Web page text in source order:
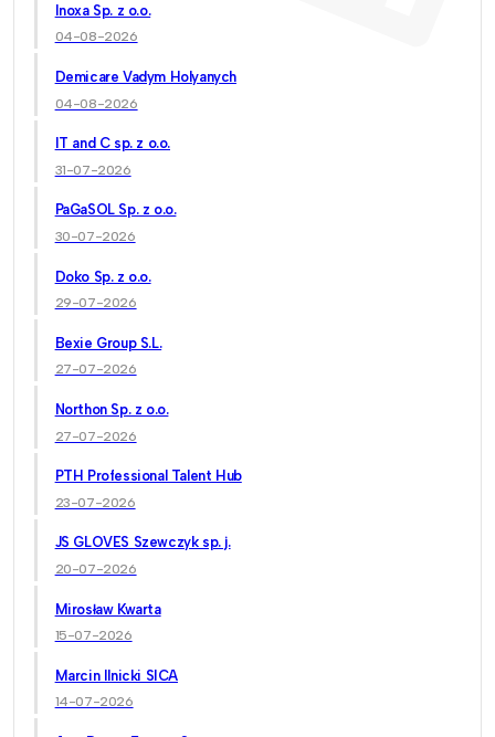
Inoxa Sp. z o.o.
04-08-2026
Demicare Vadym Holyanych
04-08-2026
IT and C sp. z o.o.
31-07-2026
PaGaSOL Sp. z o.o.
30-07-2026
Doko Sp. z o.o.
29-07-2026
Bexie Group S.L.
27-07-2026
Northon Sp. z o.o.
27-07-2026
PTH Professional Talent Hub
23-07-2026
JS GLOVES Szewczyk sp. j.
20-07-2026
Mirosław Kwarta
15-07-2026
Marcin Ilnicki SICA
14-07-2026